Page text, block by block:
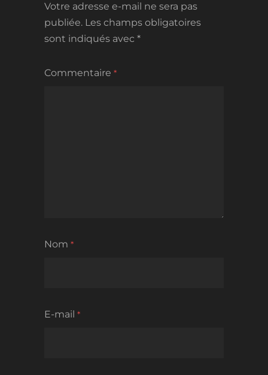
Votre adresse e-mail ne sera pas
publiée. Les champs obligatoires
sont indiqués avec *
Commentaire *
Nom *
E-mail *